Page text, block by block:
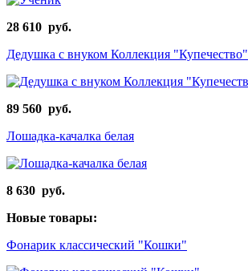
28 610 руб.
Дедушка с внуком Коллекция "Купечество"
89 560 руб.
Лошадка-качалка белая
8 630 руб.
Новые товары:
Фонарик классический "Кошки"